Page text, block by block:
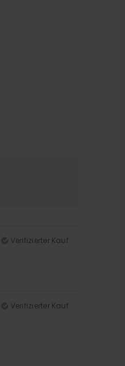
Verifizierter Kauf
Verifizierter Kauf